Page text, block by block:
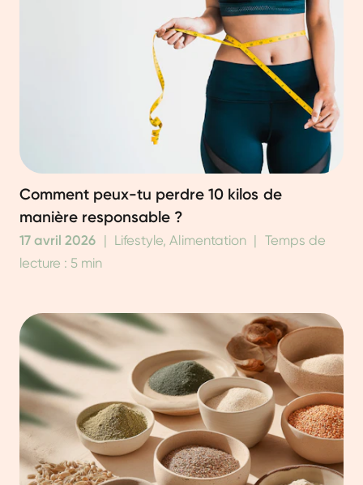
Comment peux-tu perdre 10 kilos de
manière responsable ?
17 avril 2026 | Lifestyle, Alimentation | Temps de
lecture : 5 min